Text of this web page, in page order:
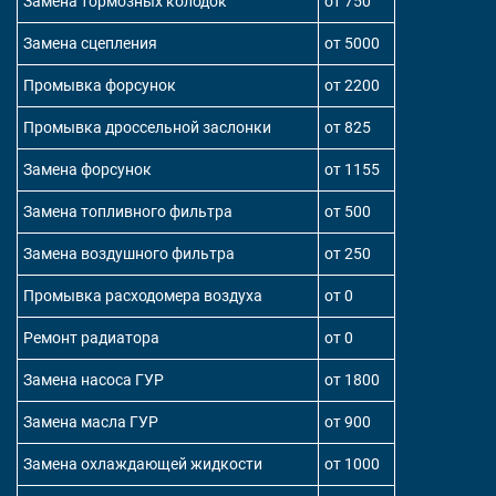
Замена сцепления от 5000
Промывка форсунок от 2200
Промывка дроссельной заслонки от 825
Замена форсунок от 1155
Замена топливного фильтра от 500
Замена воздушного фильтра от 250
Промывка расходомера воздуха от 0
Ремонт радиатора от 0
Замена насоса ГУР от 1800
Замена масла ГУР от 900
Замена охлаждающей жидкости от 1000